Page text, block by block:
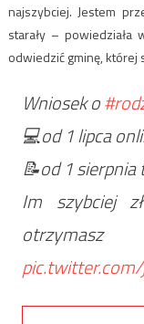
najszybciej. Jestem
starały – powiedziała
odwiedzić gminę, której
Wniosek o
💻od 1 lipca
📝od 1
Im szybciej